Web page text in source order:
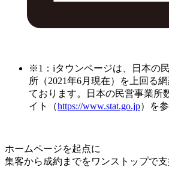
※1：iタウンページは、日本の
所（2021年6月現在）を上回る
ております。日本の民営事業所
イト（https://www.stat.go.jp）を
ホームページを起点に
集客から成約までをワンストップで支